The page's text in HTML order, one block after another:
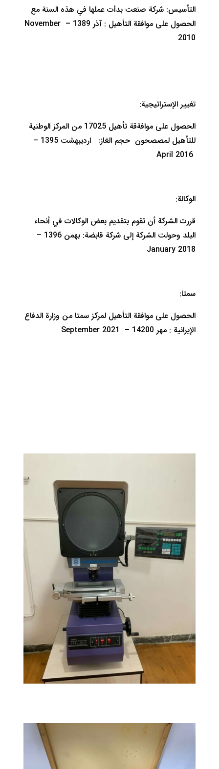
التأسيس: شركة صنعت بدأت عملها في هذه السنة مع
الحصول على موافقة التأهيل : آذر 1389 – November
2010
تغيير الإستراتيجية:
الحصول على موافةقة تأهيل 17025 من المركز الوطنية
للتأهيل لمصصحون حجم الغاز: ارديبهشت 1395 –
الوكالة:
قررت الشركة أن تقوم بتقديم بعض الوكالات في أنحاء
البلد وحولت الشركة إلى شركة قابضة: بهمن 1396 –
January 2018
سمتا:
الحصول على موافقة التأهيل لمركز سمتا من وزارة الدفاع
الإيرانية : مهر 14200 – September 2021